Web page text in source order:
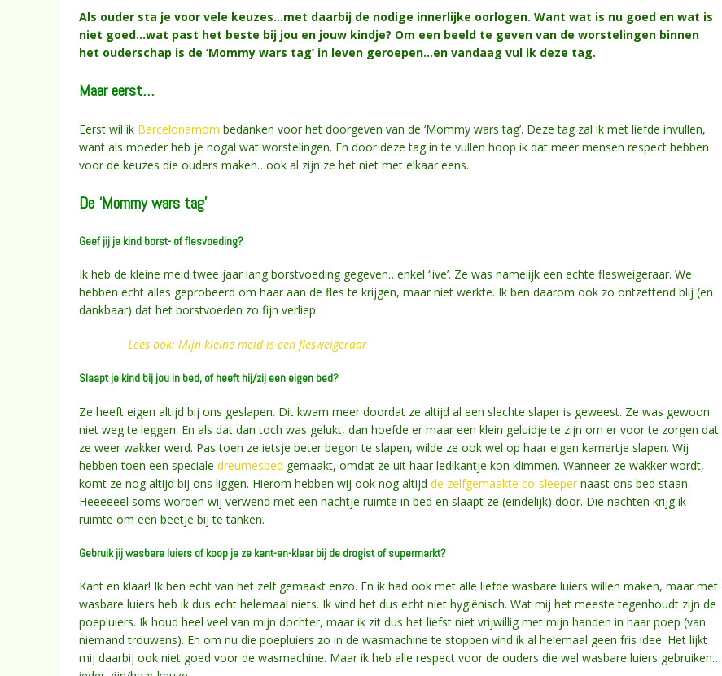
Als ouder sta je voor vele keuzes…met daarbij de nodige innerlijke oorlogen. Want wat is nu goed en wat is
niet goed…wat past het beste bij jou en jouw kindje? Om een beeld te geven van de worstelingen binnen
het ouderschap is de ‘Mommy wars tag’ in leven geroepen…en vandaag vul ik deze tag.
Maar eerst…
Eerst wil ik Barcelonamom bedanken voor het doorgeven van de ‘Mommy wars tag’. Deze tag zal ik met liefde invullen,
want als moeder heb je nogal wat worstelingen. En door deze tag in te vullen hoop ik dat meer mensen respect hebben
voor de keuzes die ouders maken…ook al zijn ze het niet met elkaar eens.
De ‘Mommy wars tag’
Geef jij je kind borst- of flesvoeding?
Ik heb de kleine meid twee jaar lang borstvoeding gegeven…enkel ‘live’. Ze was namelijk een echte flesweigeraar. We
hebben echt alles geprobeerd om haar aan de fles te krijgen, maar niet werkte. Ik ben daarom ook zo ontzettend blij (en
dankbaar) dat het borstvoeden zo fijn verliep.
Lees ook: Mijn kleine meid is een flesweigeraar
Slaapt je kind bij jou in bed, of heeft hij/zij een eigen bed?
Ze heeft eigen altijd bij ons geslapen. Dit kwam meer doordat ze altijd al een slechte slaper is geweest. Ze was gewoon
niet weg te leggen. En als dat dan toch was gelukt, dan hoefde er maar een klein geluidje te zijn om er voor te zorgen dat
ze weer wakker werd. Pas toen ze ietsje beter begon te slapen, wilde ze ook wel op haar eigen kamertje slapen. Wij
hebben toen een speciale dreumesbed gemaakt, omdat ze uit haar ledikantje kon klimmen. Wanneer ze wakker wordt,
komt ze nog altijd bij ons liggen. Hierom hebben wij ook nog altijd de zelfgemaakte co-sleeper naast ons bed staan.
Heeeeeel soms worden wij verwend met een nachtje ruimte in bed en slaapt ze (eindelijk) door. Die nachten krijg ik
ruimte om een beetje bij te tanken.
Gebruik jij wasbare luiers of koop je ze kant-en-klaar bij de drogist of supermarkt?
Kant en klaar! Ik ben echt van het zelf gemaakt enzo. En ik had ook met alle liefde wasbare luiers willen maken, maar met
wasbare luiers heb ik dus echt helemaal niets. Ik vind het dus echt niet hygiënisch. Wat mij het meeste tegenhoudt zijn de
poepluiers. Ik houd heel veel van mijn dochter, maar ik zit dus het liefst niet vrijwillig met mijn handen in haar poep (van
niemand trouwens). En om nu die poepluiers zo in de wasmachine te stoppen vind ik al helemaal geen fris idee. Het lijkt
mij daarbij ook niet goed voor de wasmachine. Maar ik heb alle respect voor de ouders die wel wasbare luiers gebruiken…